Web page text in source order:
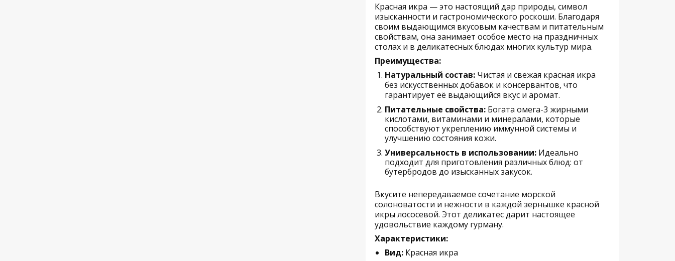
Красная икра — это настоящий дар природы, символ
изысканности и гастрономического роскоши. Благодаря
своим выдающимся вкусовым качествам и питательным
свойствам, она занимает особое место на праздничных
столах и в деликатесных блюдах многих культур мира.
Преимущества:
Натуральный состав: Чистая и свежая красная икра
без искусственных добавок и консервантов, что
гарантирует её выдающийся вкус и аромат.
Питательные свойства: Богата омега-3 жирными
кислотами, витаминами и минералами, которые
способствуют укреплению иммунной системы и
улучшению состояния кожи.
Универсальность в использовании: Идеально
подходит для приготовления различных блюд: от
бутербродов до изысканных закусок.
Вкусите непередаваемое сочетание морской
солоноватости и нежности в каждой зернышке красной
икры лососевой. Этот деликатес дарит настоящее
удовольствие каждому гурману.
Характеристики:
Вид: Красная икра